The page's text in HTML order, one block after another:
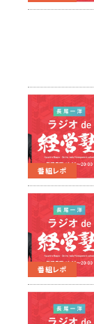
番組レポ
番組レポ